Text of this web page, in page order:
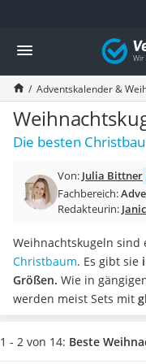
Die beliebtesten
Wohnen
Matratzen-Topper
Matratzen
Konferenzlautsprecher
Tageslichtlampe
Badlüfter
Bürohocker
Außenleuchte mit Kamera
Akku-Tischlampe
Konferenzmikrofon
Klappmatratze
Duschkopf mit Kalkfilter
Aktenvernichter
Bettgitter
Vergleich
Adventskalender &
Die besten
Von: Julia Bittner
Fachbereich:
Redakteurin:
Weihnachtskugeln
Christbaum. Es gibt sie
Größen. Wie in
werden meist Sets mit
angeboten. Zum Teil
durch Dekor-Elemente
1 - 2 von 14: Beste